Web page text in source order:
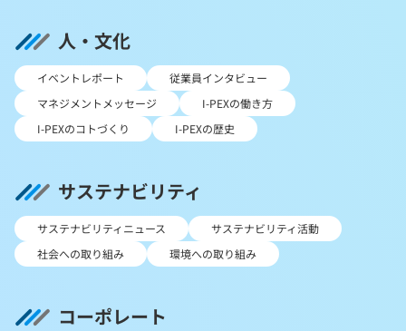
人・文化
イベントレポート
従業員インタビュー
マネジメントメッセージ
I-PEXの働き方
I-PEXのコトづくり
I-PEXの歴史
サステナビリティ
サステナビリティニュース
サステナビリティ活動
社会への取り組み
環境への取り組み
コーポレート